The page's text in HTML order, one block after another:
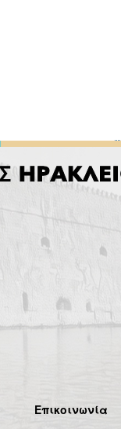
Επικοινωνία